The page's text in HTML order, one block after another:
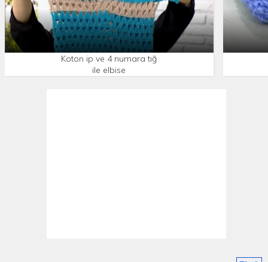
Koton ip ve 4 numara tığ
ile elbise